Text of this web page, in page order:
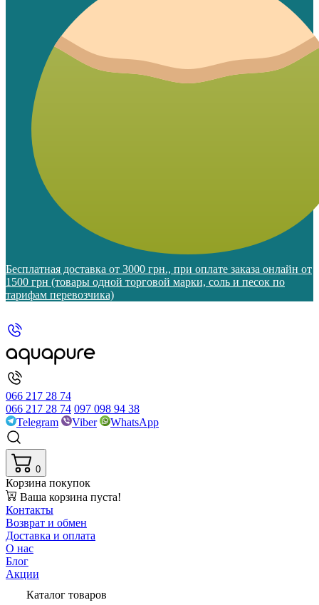
Бесплатная доставка от 3000 грн., при оплате заказа онлайн от
1500 грн (товары одной торговой марки, соль и песок по
тарифам перевозчика)
066 217 28 74
066 217 28 74 097 098 94 38
Telegram
Viber WhatsApp
0
Корзина покупок
Ваша корзина пуста!
Контакты
Возврат и обмен
Доставка и оплата
О нас
Блог
Акции
Каталог товаров